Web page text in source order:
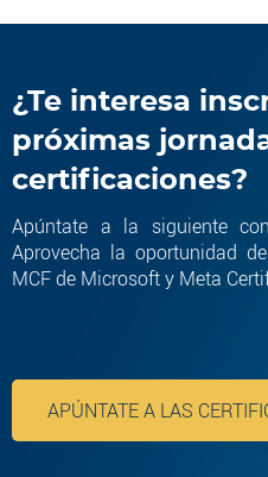
¿Te interesa
próximas
certificaciones?
Apúntate a la siguiente
Aprovecha la oportunidad
MCF de Microsoft y Meta
APÚNTATE A LAS